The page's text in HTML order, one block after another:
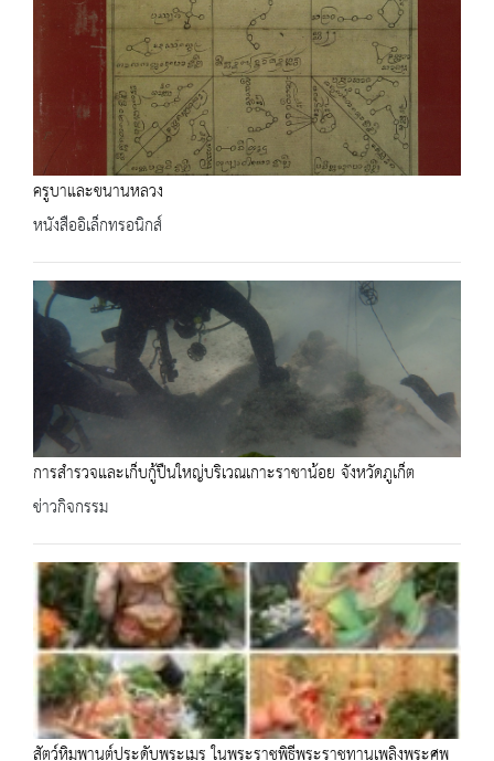
ครูบาและขนานหลวง
หนังสืออิเล็กทรอนิกส์
การสำรวจและเก็บกู้ปืนใหญ่บริเวณเกาะราชาน้อย จังหวัดภูเก็ต
ข่าวกิจกรรม